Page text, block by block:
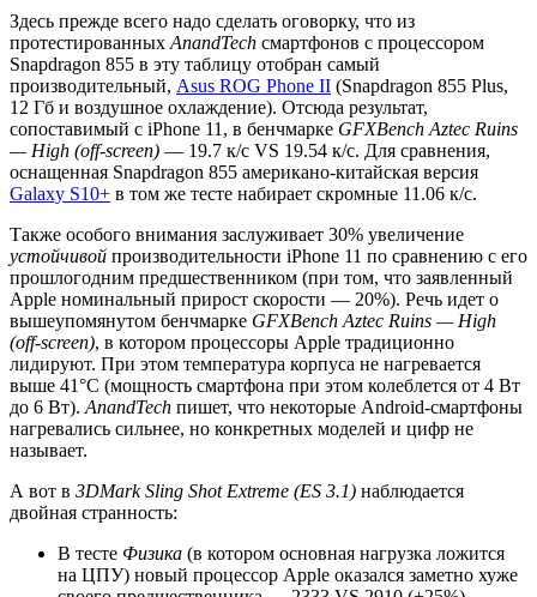
Здесь прежде всего надо сделать оговорку, что из
протестированныхAnandTech смартфонов с процессором
Snapdragon 855 в эту таблицу отобран самый
производительный, Asus ROG Phone II (Snapdragon 855 Plus,
12 Гб и воздушное охлаждение). Отсюда результат,
сопоставимый с iPhone 11, в бенчмарке GFXBench Aztec Ruins
— High (off-screen) — 19.7 к/с VS 19.54 к/с. Для сравнения,
оснащенная Snapdragon 855 американо-китайская версия
Galaxy S10+ в том же тесте набирает скромные 11.06 к/с.
Также особого внимания заслуживает 30% увеличение
устойчивой производительности iPhone 11 по сравнению с его
прошлогодним предшественником (при том, что заявленный
Apple номинальный прирост скорости — 20%). Речь идет о
вышеупомянутом бенчмарке GFXBench Aztec Ruins — High
(off-screen), в котором процессоры Apple традиционно
лидируют. При этом температура корпуса не нагревается
выше 41°C (мощность смартфона при этом колеблется от 4 Вт
до 6 Вт).AnandTech пишет, что некоторые Android-смартфоны
нагревались сильнее, но конкретных моделей и цифр не
называет.
А вот в 3DMark Sling Shot Extreme (ES 3.1) наблюдается
двойная странность:
В тесте Физика (в котором основная нагрузка ложится
на ЦПУ) новый процессор Apple оказался заметно хуже